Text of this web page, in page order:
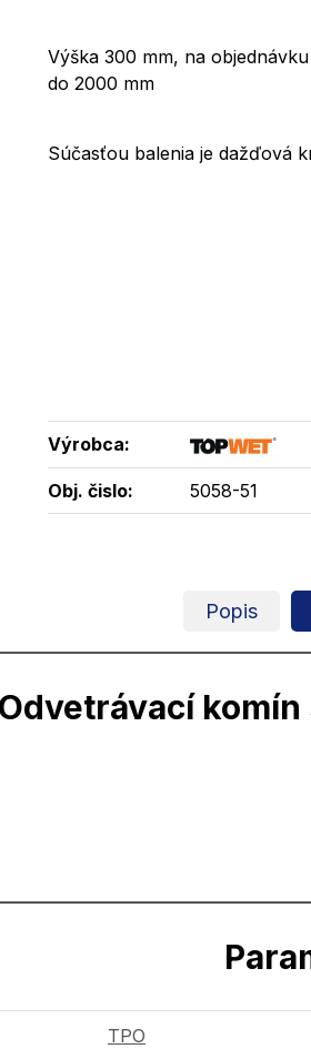
Výška 300 mm, na
do 2000 mm
Súčasťou balenia je dažďová
Výrobca:
Obj. čislo: 5058-51
Popis
Odvetrávací komín
TPO